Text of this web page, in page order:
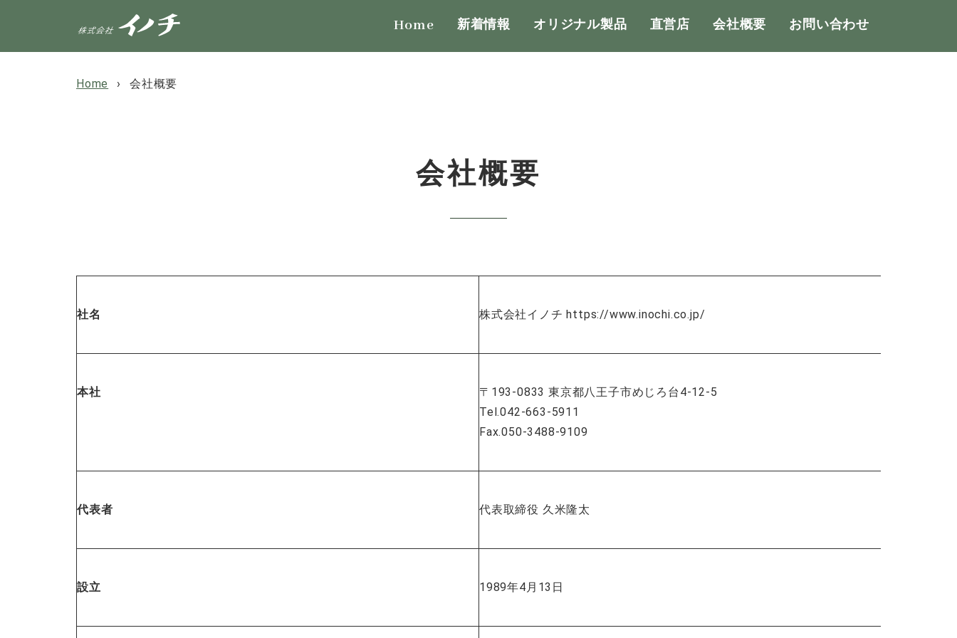
Home 新着情報 オリジナル製品 直営店 会社概要 お問い合わせ
Home 会社概要
会社概要
社名 株式会社イノチ https://www.inochi.co.jp/
本社
〒193-0833 東京都八王子市めじろ台4-12-5
Tel.042-663-5911
Fax.050-3488-9109
代表者 代表取締役 久米隆太
設立 1989年4月13日